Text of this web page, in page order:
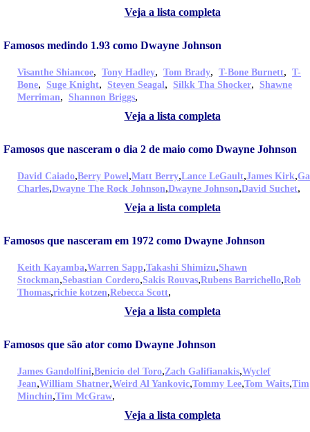
Veja a lista completa
Famosos medindo 1.93 como Dwayne Johnson
Visanthe Shiancoe, Tony Hadley, Tom Brady, T-Bone Burnett, T-
Bone, Suge Knight, Steven Seagal, Silkk Tha Shocker, Shawne
Merriman, Shannon Briggs,
Veja a lista completa
Famosos que nasceram o dia 2 de maio como Dwayne Johnson
David Caiado,Berry Powel,Matt Berry,Lance LeGault,James Kirk,
Charles,Dwayne The Rock Johnson,Dwayne Johnson,David Suchet,
Veja a lista completa
Famosos que nasceram em 1972 como Dwayne Johnson
Keith Kayamba,Warren Sapp,Takashi Shimizu,Shawn
Stockman,Sebastian Cordero,Sakis Rouvas,Rubens Barrichello,Rob
Thomas,richie kotzen,Rebecca Scott,
Veja a lista completa
Famosos que são ator como Dwayne Johnson
James Gandolfini,Benicio del Toro,Zach Galifianakis,Wyclef
Jean,William Shatner,Weird Al Yankovic,Tommy Lee,Tom Waits,Tim
Minchin,Tim McGraw,
Veja a lista completa